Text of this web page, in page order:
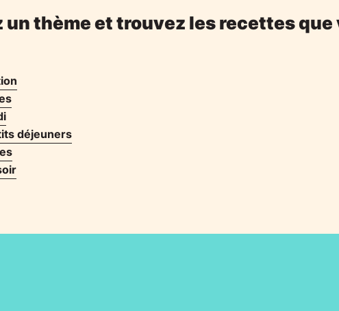
un thème et trouvez les recettes que
déjeuners